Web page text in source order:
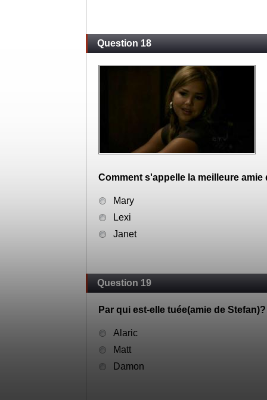
Question 18
Comment s'appelle la meilleure amie
Mary
Lexi
Janet
Question 19
Par qui est-elle tuée(amie de Stefan)?
Alaric
Matt
Damon